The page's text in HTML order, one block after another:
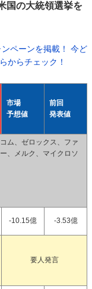
国の大統領選挙を
ペーンを掲載！ 今ど
からチェック！
市場
予想値
前回
発表値
ム、ゼロックス、ファ
、メルク、マイクロソ
-10.15億 -3.53億
要人発言